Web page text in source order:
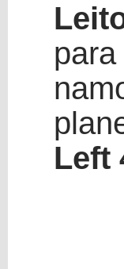
Left